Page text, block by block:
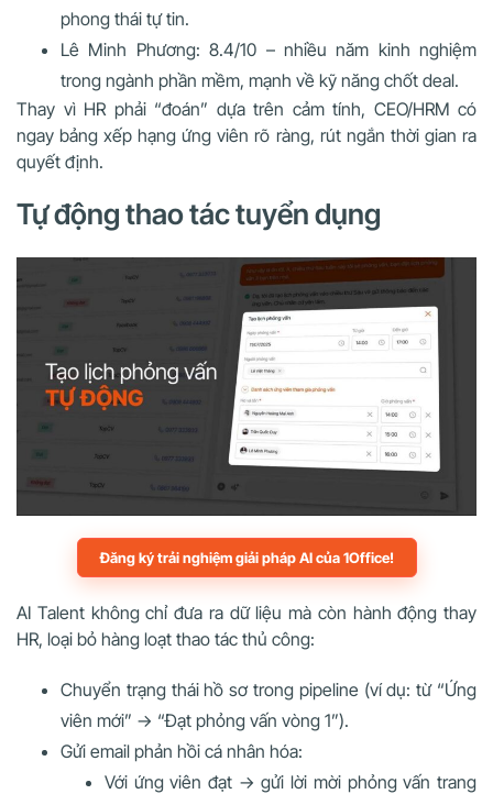
phong thái tự tin.
Lê Minh Phương: 8.4/10 – nhiều năm kinh nghiệm
trong ngành phần mềm, mạnh về kỹ năng chốt deal.
Thay vì HR phải “đoán” dựa trên cảm tính, CEO/HRM có
ngay bảng xếp hạng ứng viên rõ ràng, rút ngắn thời gian ra
quyết định.
Tự động thao tác tuyển dụng
Đăng ký trải nghiệm giải pháp AI của 1Office!
AI Talent không chỉ đưa ra dữ liệu mà còn hành động thay
HR, loại bỏ hàng loạt thao tác thủ công:
Chuyển trạng thái hồ sơ trong pipeline (ví dụ: từ “Ứng
viên mới” → “Đạt phỏng vấn vòng 1”).
Gửi email phản hồi cá nhân hóa:
Với ứng viên đạt → gửi lời mời phỏng vấn trang